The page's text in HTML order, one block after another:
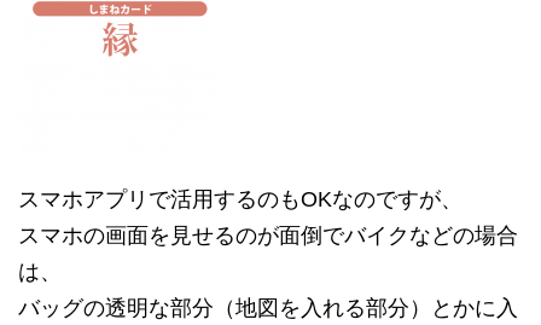
スマホアプリで活用するのもOKなのですが、
スマホの画面を見せるのが面倒でバイクなどの場合
は、
バッグの透明な部分（地図を入れる部分）とかに入